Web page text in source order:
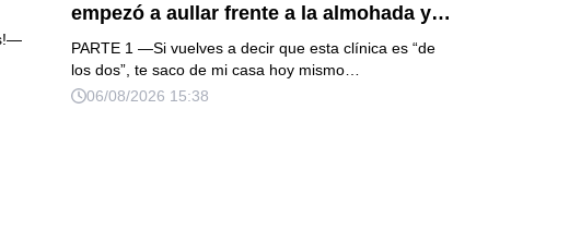
empezó a aullar frente a la almohada y
me empujó lejos de la cama. Mi esposo
regresó un día antes y susurró:
“Acuéstate, amor, yo te cuidaré”. Fingí
PARTE 1 —Si vuelves a decir que esta clínica es “de
los dos”, te saco de mi casa hoy mismo…
06/08/2026 15:38